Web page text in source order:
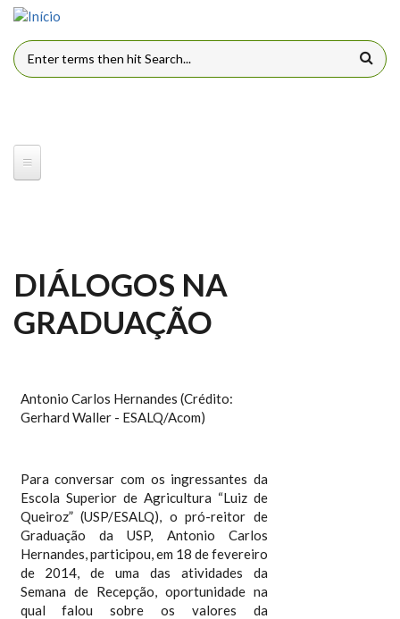
Pular para o conteúdo principal
FORMULÁRIO DE BUSCA
DIÁLOGOS NA
GRADUAÇÃO
Antonio Carlos Hernandes (Crédito:
Gerhard Waller - ESALQ/Acom)
Para conversar com os ingressantes da
Escola Superior de Agricultura “Luiz de
Queiroz” (USP/ESALQ), o pró-reitor de
Graduação da USP, Antonio Carlos
Hernandes, participou, em 18 de fevereiro
de 2014, de uma das atividades da
Semana de Recepção, oportunidade na
qual falou sobre os valores da